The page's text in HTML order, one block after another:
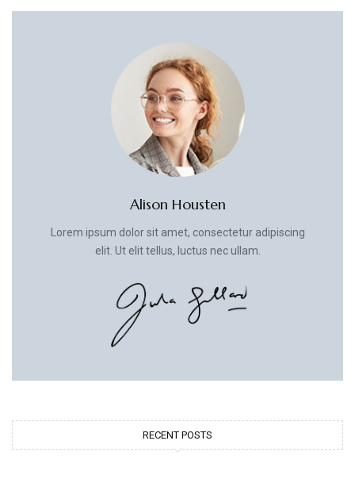
Alison Housten
Lorem ipsum dolor sit amet, consectetur adipiscing
elit. Ut elit tellus, luctus nec ullam.
RECENT POSTS